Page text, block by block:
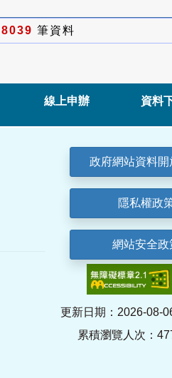
8039 筆資料
線上申辦 資料
政府網站資料開
隱私權政
網站安全政
更新日期：2026-08-
累積瀏覽人次：